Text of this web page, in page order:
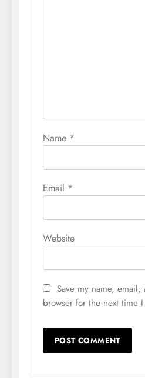
Name *
Email *
Website
Save my name,
browser for the next time